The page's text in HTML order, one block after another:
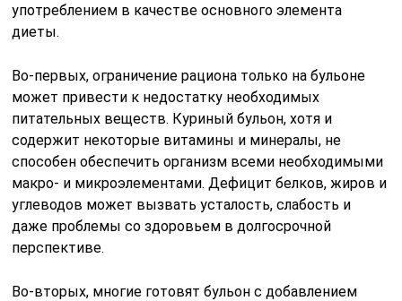
употреблением в качестве основного элемента
диеты.
Во-первых, ограничение рациона только на бульоне
может привести к недостатку необходимых
питательных веществ. Куриный бульон, хотя и
содержит некоторые витамины и минералы, не
способен обеспечить организм всеми необходимыми
макро- и микроэлементами. Дефицит белков, жиров и
углеводов может вызвать усталость, слабость и
даже проблемы со здоровьем в долгосрочной
перспективе.
Во-вторых, многие готовят бульон с добавлением